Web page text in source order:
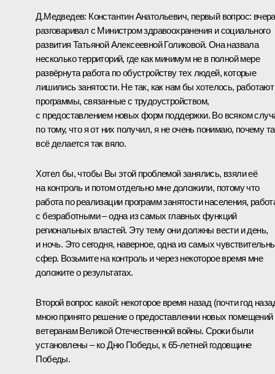
Д.Медведев: Константин Анатольевич, первый вопрос:
разговаривал с Министром здравоохранения и социального
развития Татьяной Алексеевной Голиковой. Она назвала
несколько территорий, где как минимум не в полной мере
развёрнута работа по обустройству тех людей, которые
лишились занятости. Не так, как нам бы хотелось, работают
программы, связанные с трудоустройством,
с предоставлением новых форм поддержки. Во всяком
по тому, что я от них получил, я не очень понимаю, почему
всё делается так вяло.
Хотел бы, чтобы Вы этой проблемой занялись, взяли её
на контроль и потом отдельно мне доложили, потому что
работа по реализации программ занятости населения,
с безработными – одна из самых главных функций
региональных властей. Эту тему они должны вести и день,
и ночь. Это сегодня, наверное, одна из самых
сфер. Возьмите на контроль и через некоторое время мне
доложите о результатах.
Второй вопрос какой: некоторое время назад (почти год
мною принято решение о предоставлении новых помещений
ветеранам Великой Отечественной войны. Сроки были
установлены – ко Дню Победы, к 65-летней годовщине
Победы.